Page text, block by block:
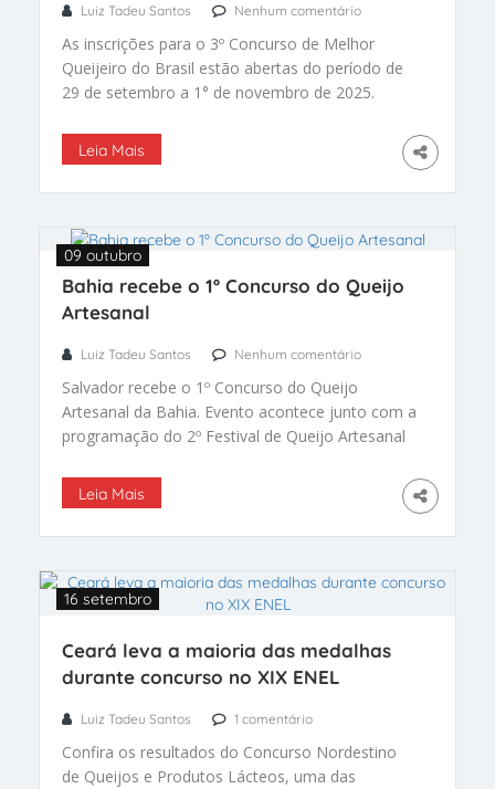
Luiz Tadeu Santos Nenhum comentário
As inscrições para o 3º Concurso de Melhor
Queijeiro do Brasil estão abertas do período de
29 de setembro a 1° de novembro de 2025.
Leia Mais
Bahia recebe o 1º Concurso do Queijo
Artesanal
09 outubro
Luiz Tadeu Santos Nenhum comentário
Salvador recebe o 1º Concurso do Queijo
Artesanal da Bahia. Evento acontece junto com a
programação do 2º Festival de Queijo Artesanal
Leia Mais
Ceará leva a maioria das medalhas
durante concurso no XIX ENEL
16 setembro
Luiz Tadeu Santos 1 comentário
Confira os resultados do Concurso Nordestino
de Queijos e Produtos Lácteos, uma das